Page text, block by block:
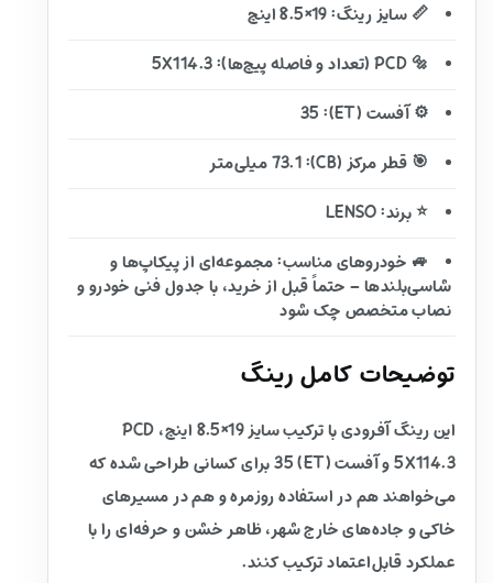
📏 سایز رینگ: 19×8.5 اینچ
🔩 PCD (تعداد و فاصله پیچ‌ها): 5X114.3
⚙️ آفست (ET): 35
🎯 قطر مرکز (CB): 73.1 میلی‌متر
⭐ برند: LENSO
🚙 خودروهای مناسب: مجموعه‌ای از پیکاپ‌ها و
شاسی‌بلندها – حتماً قبل از خرید، با جدول فنی خودرو و
نصاب متخصص چک شود
توضیحات کامل رینگ
این رینگ آفرودی با ترکیب سایز 19×8.5 اینچ، PCD
5X114.3 و آفست (ET) 35 برای کسانی طراحی شده که
می‌خواهند هم در استفاده روزمره و هم در مسیرهای
خاکی و جاده‌های خارج شهر، ظاهر خشن و حرفه‌ای را با
عملکرد قابل‌اعتماد ترکیب کنند.